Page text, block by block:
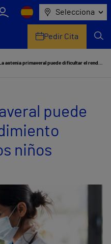
Selecciona
Pedir Cita
La astenia primaveral puede dificultar el rendimiento académico de los niños
puede
niños